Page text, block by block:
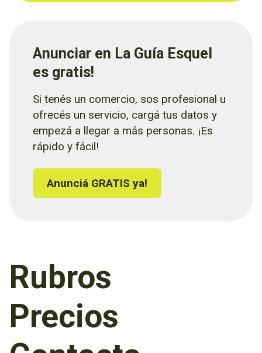
Anunciar en La Guía Esquel
es gratis!
Si tenés un comercio, sos profesional u
ofrecés un servicio, cargá tus datos y
empezá a llegar a más personas. ¡Es
rápido y fácil!
Anunciá GRATIS ya!
Rubros
Precios